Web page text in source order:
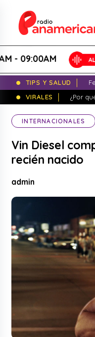
TIPS Y SALUD
VIRALES
¿Por
INTERNACIONALES
Vin Diesel
recién nacido
admin